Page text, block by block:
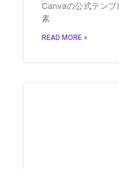
Canvaの公式テン
素
READ MORE »